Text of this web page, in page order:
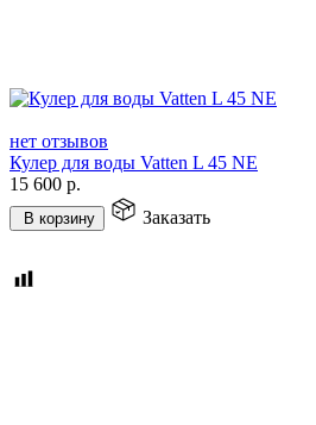
нет отзывов
Кулер для воды Vatten L 45 NE
15 600 р.
В корзину Заказать